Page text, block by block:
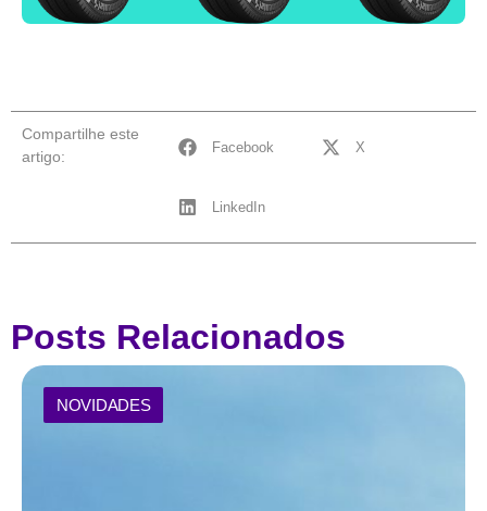
Compartilhe este
artigo:
Facebook X
LinkedIn
Posts Relacionados
NOVIDADES